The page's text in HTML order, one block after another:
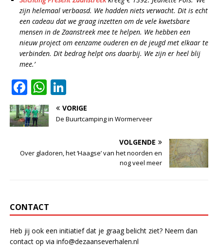
zijn helemaal verbaasd. We hadden niets verwacht. Dit is echt
een cadeau dat we graag inzetten om de vele kwetsbare
mensen in de Zaanstreek mee te helpen. We hebben een
nieuw project om eenzame ouderen en de jeugd met elkaar te
verbinden. Dit bedrag helpt ons daarbij. We zijn er heel blij
mee.’
F
a
c
e
b
W
h
at
s
A
n
k
dI
VORIGE
De Buurtcamping in Wormerveer
VOLGENDE
Over gladoren, het ‘Haagse’ van het noorden en
nog veel meer
CONTACT
Heb jij ook een initiatief dat je graag belicht ziet? Neem dan
contact op via info@dezaanseverhalen.nl